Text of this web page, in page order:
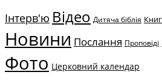
Інтерв'ю Відео Дитяча біблія
Новини Послання Проповіді
Фото Церковний календар